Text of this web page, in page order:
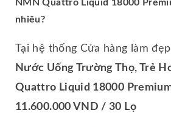
NMN Quattro Liquid 18000
nhiêu?
Tại hệ thống Cửa hàng làm
Nước Uống Trường Thọ, Trẻ
Quattro Liquid 18000
11.600.000 VND / 30 Lọ